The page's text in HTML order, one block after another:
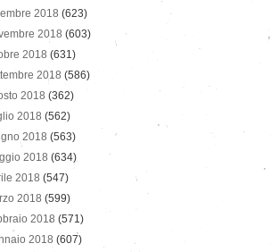
2018 (623)
2018 (603)
2018 (631)
2018 (586)
2018 (362)
2018 (562)
2018 (563)
2018 (634)
2018 (547)
2018 (599)
2018 (571)
2018 (607)